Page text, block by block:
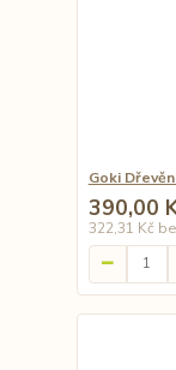
Goki
390,00
322,31 Kč